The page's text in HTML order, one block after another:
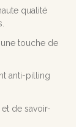
qualité
touche de
anti-pilling
de savoir-